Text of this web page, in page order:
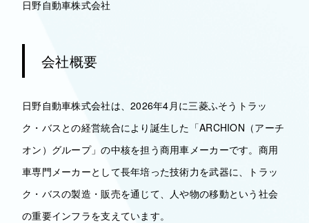
日野自動車株式会社
会社概要
日野自動車株式会社は、2026年4月に三菱ふそうトラッ
ク・バスとの経営統合により誕生した「ARCHION（アーチ
オン）グループ」の中核を担う商用車メーカーです。商用
車専門メーカーとして長年培った技術力を武器に、トラッ
ク・バスの製造・販売を通じて、人や物の移動という社会
の重要インフラを支えています。